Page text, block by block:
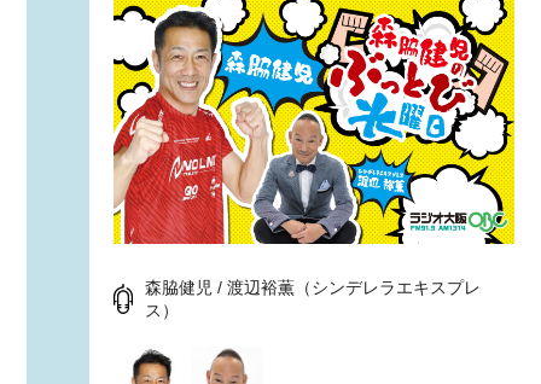
森脇健児 / 渡辺裕薫（シンデレラエキスプレ
ス）